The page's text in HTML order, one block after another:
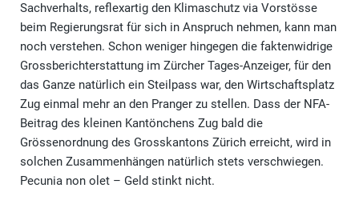
Sachverhalts, reflexartig den Klimaschutz via Vorstösse
beim Regierungsrat für sich in Anspruch nehmen, kann man
noch verstehen. Schon weniger hingegen die faktenwidrige
Grossberichterstattung im Zürcher Tages-Anzeiger, für den
das Ganze natürlich ein Steilpass war, den Wirtschaftsplatz
Zug einmal mehr an den Pranger zu stellen. Dass der NFA-
Beitrag des kleinen Kantönchens Zug bald die
Grössenordnung des Grosskantons Zürich erreicht, wird in
solchen Zusammenhängen natürlich stets verschwiegen.
Pecunia non olet – Geld stinkt nicht.